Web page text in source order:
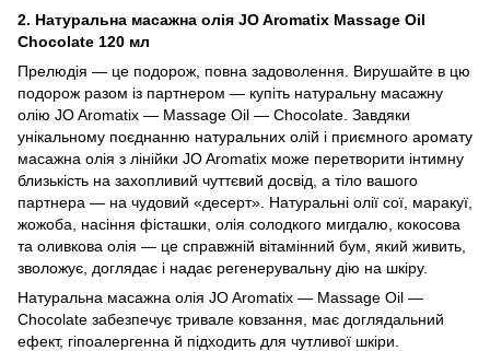
2. Натуральна масажна олія JO Aromatix Massage Oil
Chocolate 120 мл
Прелюдія — це подорож, повна задоволення. Вирушайте в цю
подорож разом із партнером — купіть натуральну масажну
олію JO Aromatix — Massage Oil — Chocolate. Завдяки
унікальному поєднанню натуральних олій і приємного аромату
масажна олія з лінійки JO Aromatix може перетворити інтимну
близькість на захопливий чуттєвий досвід, а тіло вашого
партнера — на чудовий «десерт». Натуральні олії сої, маракуї,
жожоба, насіння фісташки, олія солодкого мигдалю, кокосова
та оливкова олія — ​​це справжній вітамінний бум, який живить,
зволожує, доглядає і надає регенерувальну дію на шкіру.
Натуральна масажна олія JO Aromatix — Massage Oil —
Chocolate забезпечує тривале ковзання, має доглядальний
ефект, гіпоалергенна й підходить для чутливої ​​шкіри.